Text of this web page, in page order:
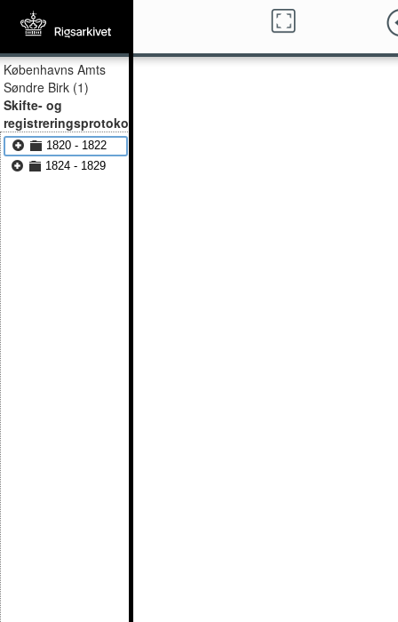
Københavns Amts
Søndre Birk (1)
Skifte- og
registreringsprotokol
1820 - 1822
1824 - 1829